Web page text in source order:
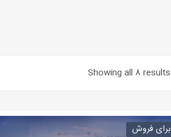
Showing all 8 results
برای فروش